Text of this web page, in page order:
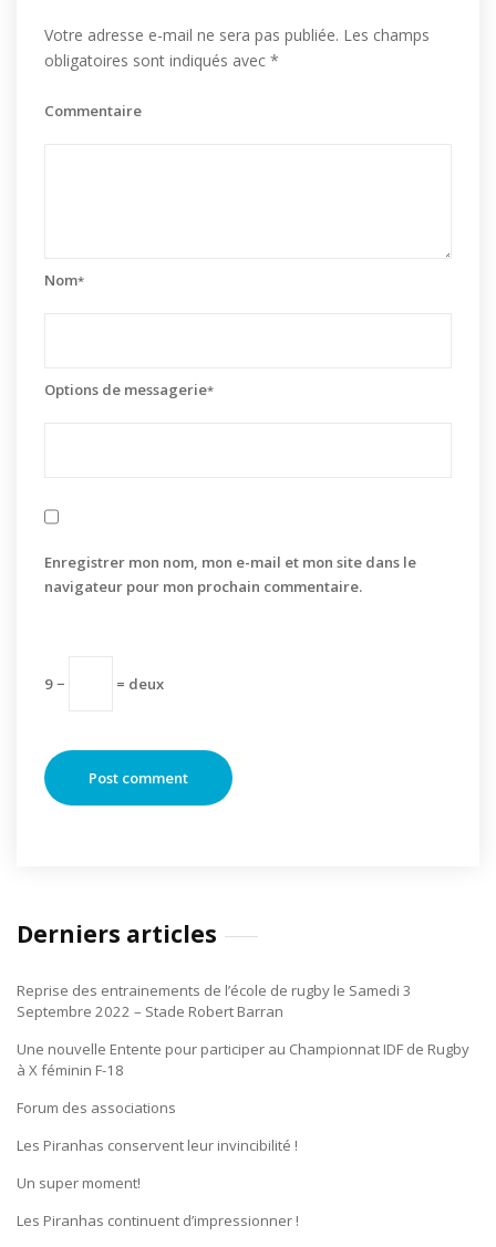
Votre adresse e-mail ne sera pas publiée. Les champs
obligatoires sont indiqués avec *
Commentaire
Nom*
Options de messagerie*
Enregistrer mon nom, mon e-mail et mon site dans le
navigateur pour mon prochain commentaire.
9 − = deux
Derniers articles
Reprise des entrainements de l’école de rugby le Samedi 3
Septembre 2022 – Stade Robert Barran
Une nouvelle Entente pour participer au Championnat IDF de Rugby
à X féminin F-18
Forum des associations
Les Piranhas conservent leur invincibilité !
Un super moment!
Les Piranhas continuent d’impressionner !